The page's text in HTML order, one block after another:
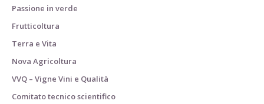
Passione in verde
Frutticoltura
Terra e Vita
Nova Agricoltura
VVQ – Vigne Vini e Qualità
Comitato tecnico scientifico